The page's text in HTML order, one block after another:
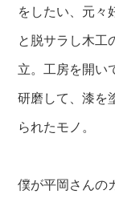
をしたい、元々
と脱サラし木工
立。工房を開い
研磨して、漆を
られたモノ。
僕が平岡さんの